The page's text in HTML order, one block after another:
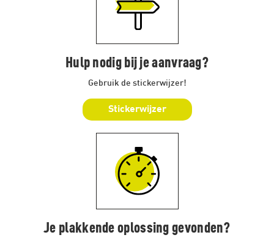
Hulp nodig bij je aanvraag?
Gebruik de stickerwijzer!
Stickerwijzer
Je plakkende oplossing gevonden?